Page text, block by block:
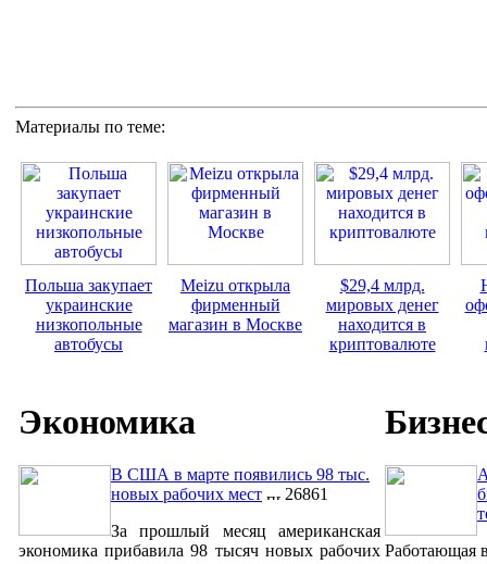
Материалы по теме:
Польша закупает
украинские
низкопольные
автобусы
Meizu открыла
фирменный
магазин в Москве
$29,4 млрд.
мировых денег
находится в
криптовалюте
Экономика
В США в марте появились 98 тыс.
новых рабочих мест
26861
За прошлый месяц американская
экономика прибавила 98 тысяч новых рабочих Работающая